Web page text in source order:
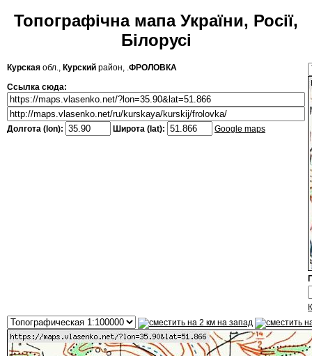
Топографічна мапа України, Росії,
Білорусі
Курская обл., Курский район, .ФРОЛОВКА
Ссылка сюда:
Долгота (lon): Широта (lat): Google maps